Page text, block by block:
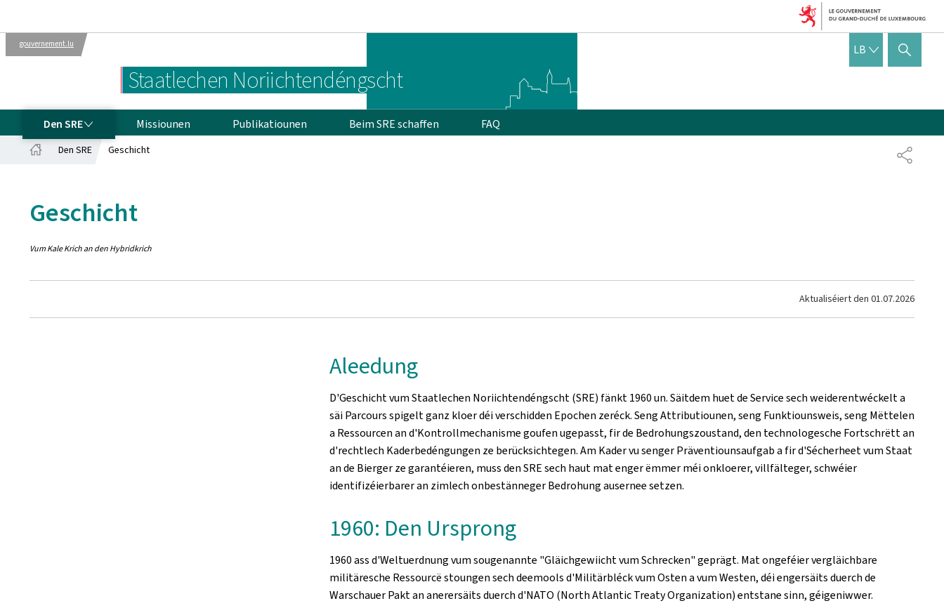
gouvernement.lu
Staatlechen Noriichtendéngscht
LB SHOW HIDE SEARCH
Den SRE Missiounen Publikatiounen Beim SRE schaffen
FAQ
Den SRE Geschicht
Geschicht
Vum Kale Krich an den Hybridkrich
Aktualiséiert den 01.07.2026
Aleedung
D'Geschicht vum Staatlechen Noriichtendéngscht (SRE) fänkt 1960 un. Säitdem huet de Service sech weiderentwéckelt a
säi Parcours spigelt ganz kloer déi verschidden Epochen zeréck. Seng Attributiounen, seng Funktiounsweis, seng Mëttelen
a Ressourcen an d'Kontrollmechanisme goufen ugepasst, fir de Bedrohungszoustand, den technologesche Fortschrëtt an
d'rechtlech Kaderbedéngungen ze berücksichtegen. Am Kader vu senger Präventiounsaufgab a fir d'Sécherheet vum Staat
an de Bierger ze garantéieren, muss den SRE sech haut mat enger ëmmer méi onkloerer, villfälteger, schwéier
identifizéierbarer an zimlech onbestänneger Bedrohung ausernee setzen.
1960: Den Ursprong
1960 ass d'Weltuerdnung vum sougenannte "Gläichgewiicht vum Schrecken" geprägt. Mat ongeféier vergläichbare
militäresche Ressourcë stoungen sech deemools d'Militärbléck vum Osten a vum Westen, déi engersäits duerch de
Warschauer Pakt an anerersäits duerch d'NATO (North Atlantic Treaty Organization) entstane sinn, géigeniwwer.